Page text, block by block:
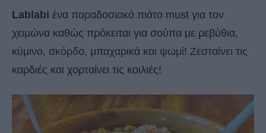
Lablabi ένα παραδοσιακό πιάτο must για τον
χειμώνα καθώς πρόκειται για σούπα με ρεβύθια,
κύμινο, σκόρδο, μπαχαρικά και ψωμί! Ζεσταίνει τις
καρδιές και χορταίνει τις κοιλιές!